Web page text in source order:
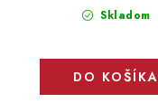
Skladom
DO KOŠÍKA